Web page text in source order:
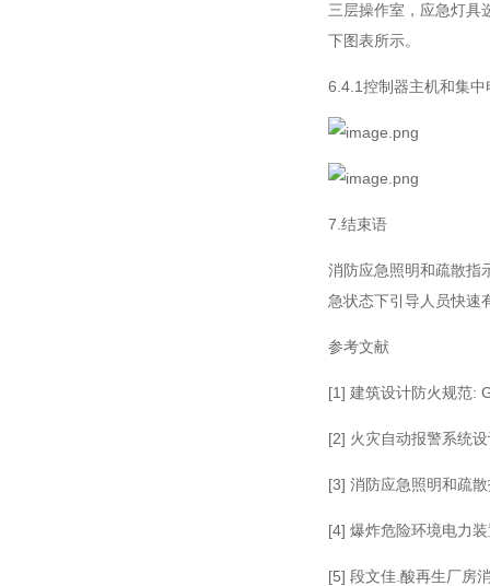
三层操作室，应急灯具
下图表所示。
6.4.1控制器主机和集中
7.结束语
消防应急照明和疏散指
急状态下引导人员快速
参考文献
[1] 建筑设计防火规范:
[2] 火灾自动报警系统
[3] 消防应急照明和疏
[4] 爆炸危险环境电力
[5] 段文佳.酸再生厂房